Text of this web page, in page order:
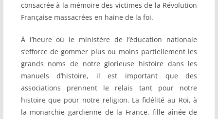
consacrée à la mémoire des victimes de la Révolution
Française massacrées en haine de la foi.
À l’heure où le ministère de l’éducation nationale
s’efforce de gommer plus ou moins partiellement les
grands noms de notre glorieuse histoire dans les
manuels d’histoire, il est important que des
associations prennent le relais tant pour notre
histoire que pour notre religion. La fidélité au Roi, à
la monarchie gardienne de la France, fille aînée de